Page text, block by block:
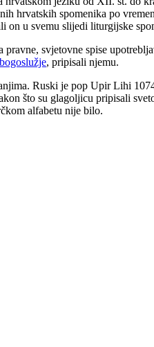
hrvatskih spomenika po
on u svemu slijedi liturgijske
svjetovne spise
, pripisali njemu.
Ruski je pop Upir Lihi
što su glagoljicu pripisali
alfabetu nije bilo.